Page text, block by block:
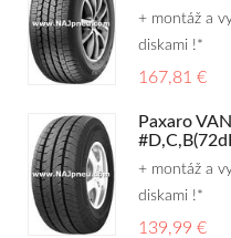
+ montáž a
diskami !*
167,81 €
Paxaro
+ montáž a
diskami !*
139,99 €